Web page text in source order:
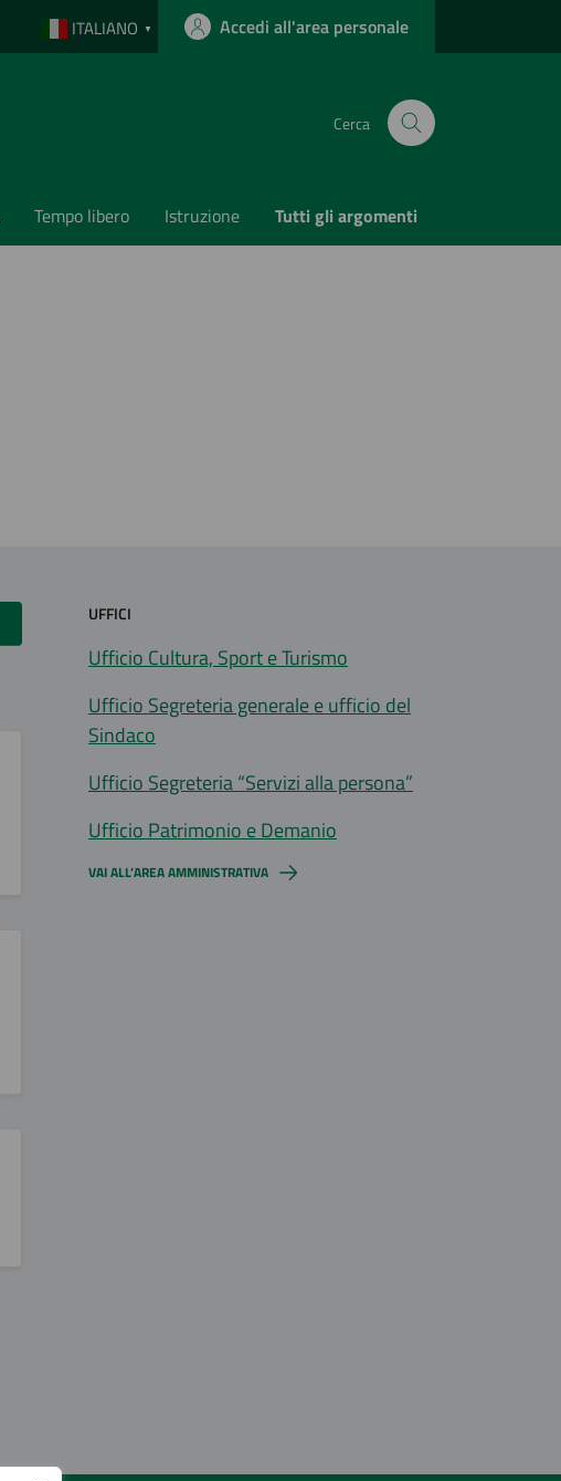
ITALIANO ▼ Accedi all'area personale
Cerca
Tempo libero Istruzione Tutti gli argomenti
UFFICI
Ufficio Cultura, Sport e Turismo
Ufficio Segreteria generale e ufficio del
Sindaco
Ufficio Segreteria “Servizi alla persona”
Ufficio Patrimonio e Demanio
VAI ALL’AREA AMMINISTRATIVA